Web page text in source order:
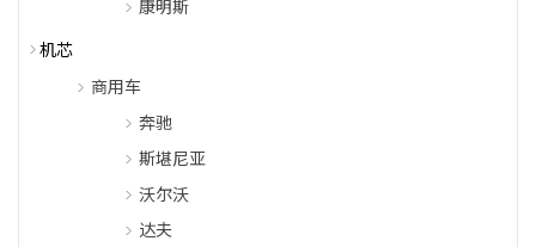
康明斯
机芯
商用车
奔驰
斯堪尼亚
沃尔沃
达夫